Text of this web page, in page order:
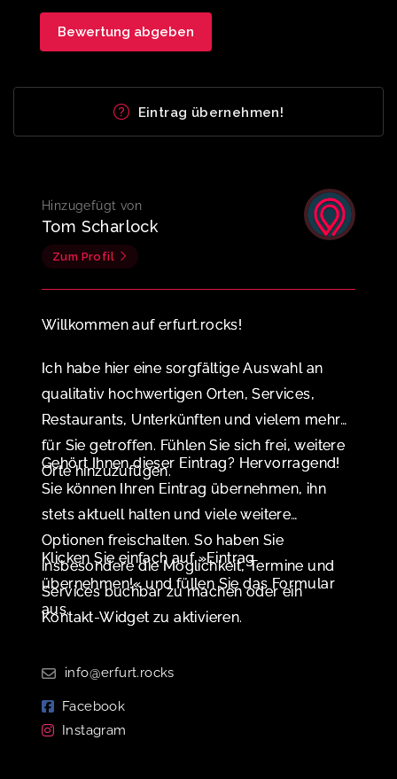
Eintrag übernehmen!
Hinzugefügt von
Tom Scharlock
Zum Profil
Willkommen auf erfurt.rocks!
Ich habe hier eine sorgfältige Auswahl an
qualitativ hochwertigen Orten, Services,
Restaurants, Unterkünften und vielem mehr
für Sie getroffen. Fühlen Sie sich frei, weitere
Orte hinzuzufügen.
Gehört Ihnen dieser Eintrag? Hervorragend!
Sie können Ihren Eintrag übernehmen, ihn
stets aktuell halten und viele weitere
Optionen freischalten. So haben Sie
insbesondere die Möglichkeit, Termine und
Services buchbar zu machen oder ein
Kontakt-Widget zu aktivieren.
Klicken Sie einfach auf »Eintrag
übernehmen!« und füllen Sie das Formular
aus.
info@erfurt.rocks
Facebook
Instagram